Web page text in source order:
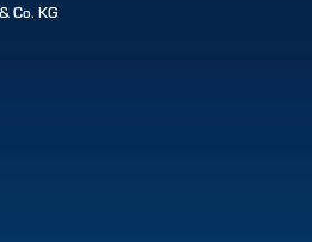
Co. KG